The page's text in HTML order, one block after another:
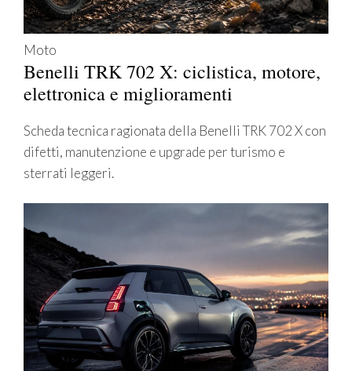
Moto
Benelli TRK 702 X: ciclistica, motore,
elettronica e miglioramenti
Scheda tecnica ragionata della Benelli TRK 702 X con
difetti, manutenzione e upgrade per turismo e
sterrati leggeri.